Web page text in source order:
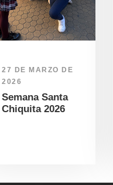
27 DE MARZO DE
2026
Semana Santa
Chiquita 2026